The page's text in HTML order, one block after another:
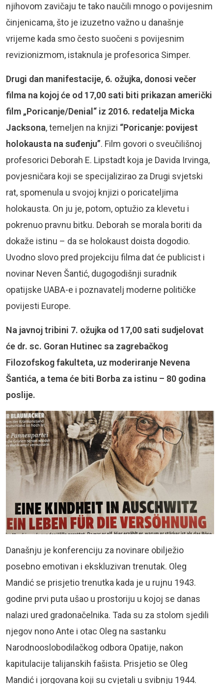
njihovom zavičaju te tako naučili mnogo o povijesnim
činjenicama, što je izuzetno važno u današnje
vrijeme kada smo često suočeni s povijesnim
revizionizmom, istaknula je profesorica Simper.
Drugi dan manifestacije, 6. ožujka, donosi večer
filma na kojoj će od 17,00 sati biti prikazan američki
film „Poricanje/Denial“ iz 2016. redatelja Micka
Jacksona, temeljen na knjizi “Poricanje: povijest
holokausta na suđenju”. Film govori o sveučilišnoj
profesorici Deborah E. Lipstadt koja je Davida Irvinga,
povjesničara koji se specijalizirao za Drugi svjetski
rat, spomenula u svojoj knjizi o poricateljima
holokausta. On ju je, potom, optužio za klevetu i
pokrenuo pravnu bitku. Deborah se morala boriti da
dokaže istinu – da se holokaust doista dogodio.
Uvodno slovo pred projekciju filma dat će publicist i
novinar Neven Šantić, dugogodišnji suradnik
opatijske UABA-e i poznavatelj moderne političke
povijesti Europe.
Na javnoj tribini 7. ožujka od 17,00 sati sudjelovat
će dr. sc. Goran Hutinec sa zagrebačkog
Filozofskog fakulteta, uz moderiranje Nevena
Šantića, a tema će biti Borba za istinu – 80 godina
poslije.
Današnju je konferenciju za novinare obilježio
posebno emotivan i ekskluzivan trenutak. Oleg
Mandić se prisjetio trenutka kada je u rujnu 1943.
godine prvi puta ušao u prostoriju u kojoj se danas
nalazi ured gradonačelnika. Tada su za stolom sjedili
njegov nono Ante i otac Oleg na sastanku
Narodnooslobodilačkog odbora Opatije, nakon
kapitulacije talijanskih fašista. Prisjetio se Oleg
Mandić i jorgovana koji su cvjetali u svibnju 1944.